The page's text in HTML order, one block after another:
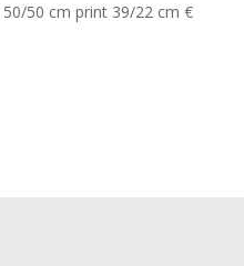
50 cm print 39/22 cm €